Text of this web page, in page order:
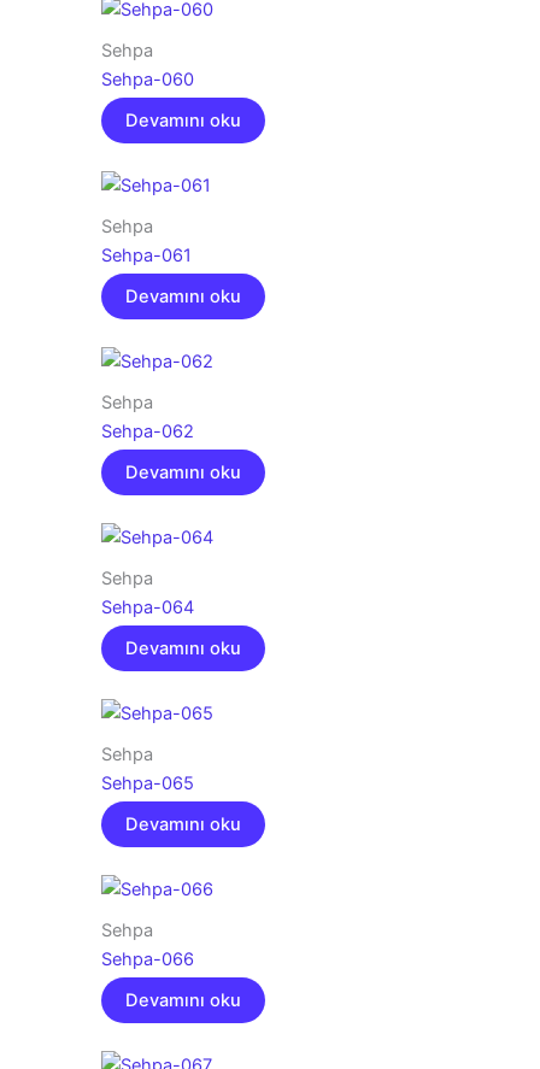
Sehpa
Sehpa-060
Devamını oku
Sehpa
Sehpa-061
Devamını oku
Sehpa
Sehpa-062
Devamını oku
Sehpa
Sehpa-064
Devamını oku
Sehpa
Sehpa-065
Devamını oku
Sehpa
Sehpa-066
Devamını oku